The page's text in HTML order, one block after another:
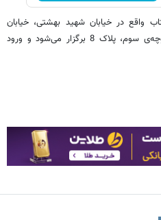
واقع در خیابان شهید بهشتی، خیابان
شهید احمد قصیر (بخارست)، نبش کوچه‌ی سوم، پلاک 8 برگزار می‌شود و ورود